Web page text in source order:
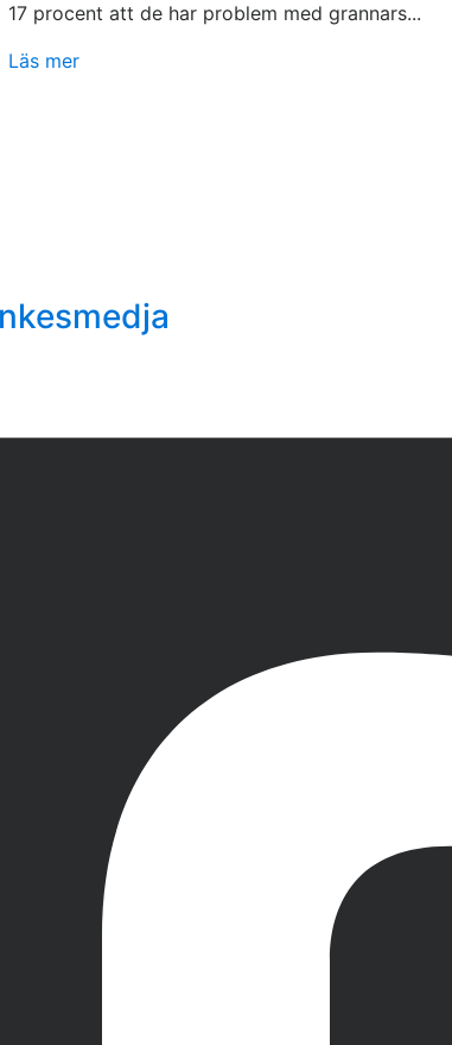
17 procent att de har problem med grannars...
Läs mer